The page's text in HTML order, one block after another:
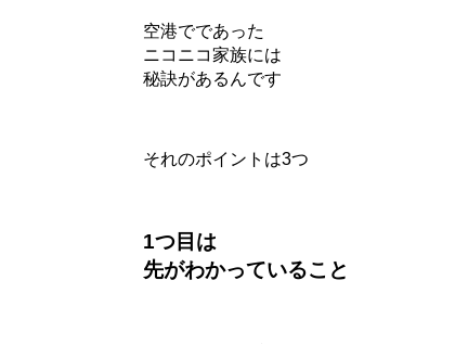
空港でであった
ニコニコ家族には
秘訣があるんです
それのポイントは3つ
1つ目は
先がわかっていること